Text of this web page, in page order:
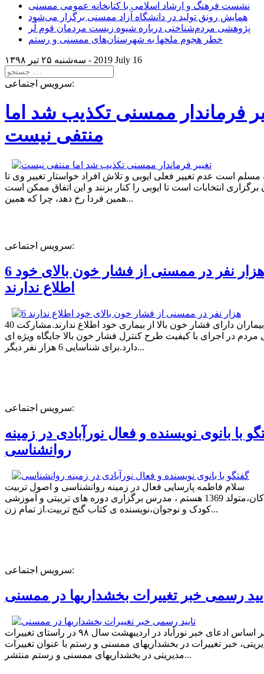
نشست فرهنگ و ارشاد اسلامی با کتابخانه عمومی ممسنی
همایش رونق تولید در دانشگاه آزاد ممسنی برگزار می‌شود
پژوهشی مردم‌شناختی درباره شیوه زیست مردمان قوم لُر
خطر هجوم ملخها به شهرستان‌های ممسنی و رستم
سه‌شنبه ۲۵ تير ۱۳۹۸ - 2019 July 16
سرویس اجتماعی:
فرماندار ممسنی تکذیب شد اما
منتفی نیست
مسلم است عدم تغییر فعلی ایوبی و تلاش افراد خواستار تغییر وی تا
برگزاری انتخابات است تا ایوبی را کنار بزنند و این اتفاق ممکن است
همین فردا رخ دهد، چرا که همین...
سرویس اجتماعی:
6 هزار نفر در ممسنی از فشار خون بالای خود
اطلاع ندارند
40 درصد بیماران دارای فشار خون بالا از بیماری خود اطلاع ندارند.مشارکت
در اجرای با کیفیت طرح کنترل فشار خون بالا جایگاه ویژه ای
دارد.برای شناسایی 6 هزار نفر دیگر...
سرویس اجتماعی:
با بانوی نویسنده و فعال نورآبادی در زمینه
روانشناسی
سلام فاطمه پارسایی فعال در زمینه روانشناسی و اصول تربیت
کودکان،متولد 1369 هستم ، مدرس برگزاری دوره های تربیتی و آموزشی
کودک و نوجوان،نویسنده ی کتاب گنج تربیت.از تمام زن...
سرویس اجتماعی:
رسمی خبر تغییرات بخشداریها در ممسنی
بر اساس ادعای خبر نورآباد در اردیبهشت سال ۹۸ در راستای تغییرات
خبر تغییرات در بخشداریهای ممسنی و رستم با عنوان تغییرات
مدیریتی در بخشداریهای ممسنی و رستم منتشر...